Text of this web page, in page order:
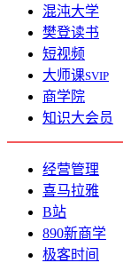
混沌大学
樊登读书
短视频
大师课SVIP
商学院
知识大会员
经营管理
喜马拉雅
B站
890新商学
极客时间